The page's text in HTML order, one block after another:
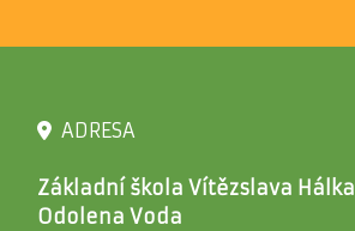
ADRESA
Základní škola Vítězslava Hálka
Odolena Voda